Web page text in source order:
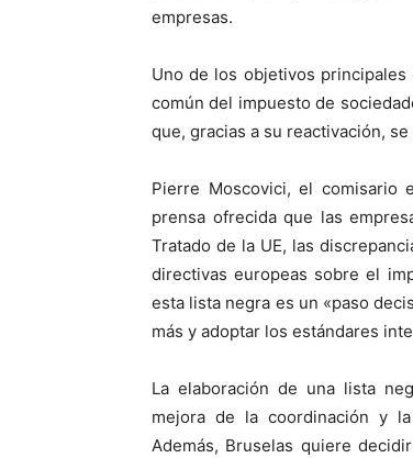
empresas.
Uno de los objetivos
común del impuesto de
que, gracias a su reactivación,
Pierre Moscovici, el comisario
prensa ofrecida que las
Tratado de la UE, las
directivas europeas sobre el
esta lista negra es un «paso
más y adoptar los estándares
La elaboración de una lista
mejora de la coordinación y
Además, Bruselas quiere